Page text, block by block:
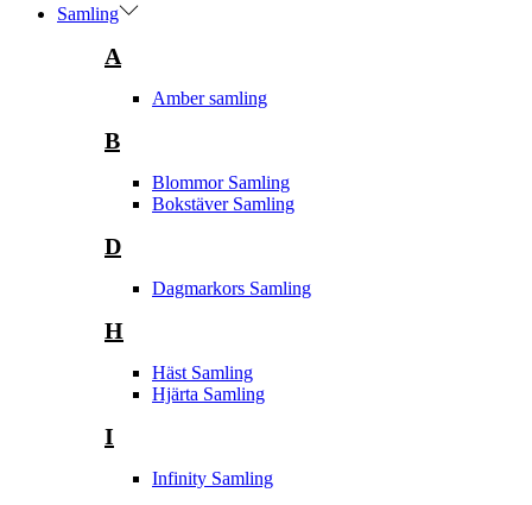
Samling
A
Amber samling
B
Blommor Samling
Bokstäver Samling
D
Dagmarkors Samling
H
Häst Samling
Hjärta Samling
I
Infinity Samling